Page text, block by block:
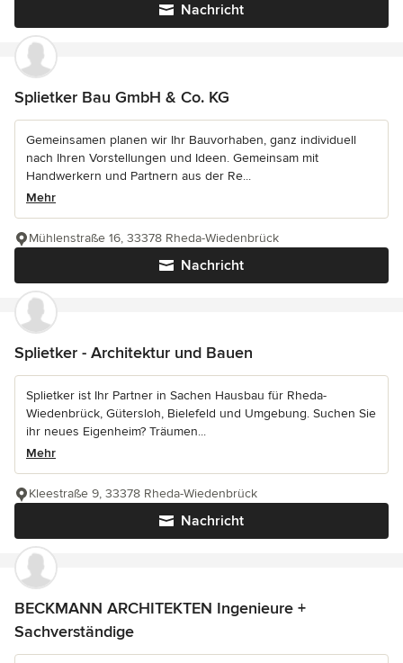
Nachricht
Splietker Bau GmbH & Co. KG
Gemeinsamen planen wir Ihr Bauvorhaben, ganz individuell
nach Ihren Vorstellungen und Ideen. Gemeinsam mit
Handwerkern und Partnern aus der Re...
Mehr
Nachricht
Mühlenstraße 16, 33378 Rheda-Wiedenbrück
Splietker - Architektur und Bauen
Splietker ist Ihr Partner in Sachen Hausbau für Rheda-
Wiedenbrück, Gütersloh, Bielefeld und Umgebung. Suchen Sie
ihr neues Eigenheim? Träumen...
Mehr
Nachricht
Kleestraße 9, 33378 Rheda-Wiedenbrück
BECKMANN ARCHITEKTEN Ingenieure +
Sachverständige